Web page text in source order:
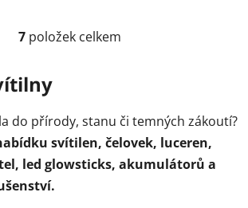
O
d
a
c
í
7položek celkem
do přírody, stanu či temných zákoutí?
svítilen, čelovek, luceren,
led glowsticks, akumulátorů a